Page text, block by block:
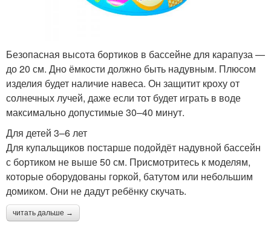
Безопасная высота бортиков в бассейне для карапуза —
до 20 см. Дно ёмкости должно быть надувным. Плюсом
изделия будет наличие навеса. Он защитит кроху от
солнечных лучей, даже если тот будет играть в воде
максимально допустимые 30–40 минут.
Для детей 3–6 лет
Для купальщиков постарше подойдёт надувной бассейн
с бортиком не выше 50 см. Присмотритесь к моделям,
которые оборудованы горкой, батутом или небольшим
домиком. Они не дадут ребёнку скучать.
читать дальше →